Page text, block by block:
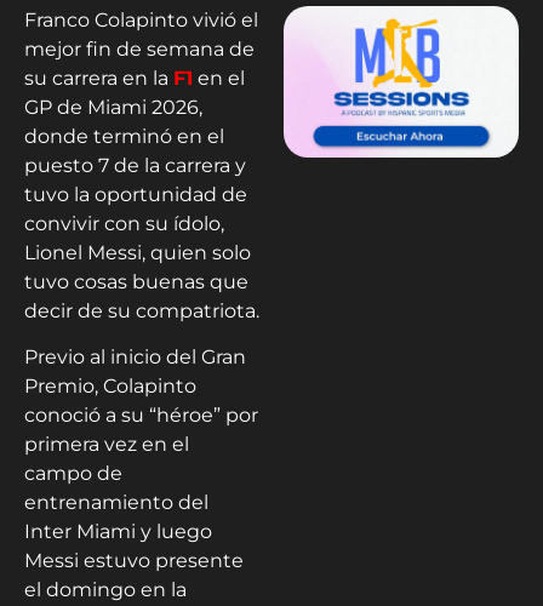
Franco Colapinto vivió el
mejor fin de semana de
su carrera en la F1 en el
GP de Miami 2026,
donde terminó en el
puesto 7 de la carrera y
tuvo la oportunidad de
convivir con su ídolo,
Lionel Messi, quien solo
tuvo cosas buenas que
decir de su compatriota.
Previo al inicio del Gran
Premio, Colapinto
conoció a su “héroe” por
primera vez en el
campo de
entrenamiento del
Inter Miami y luego
Messi estuvo presente
el domingo en la